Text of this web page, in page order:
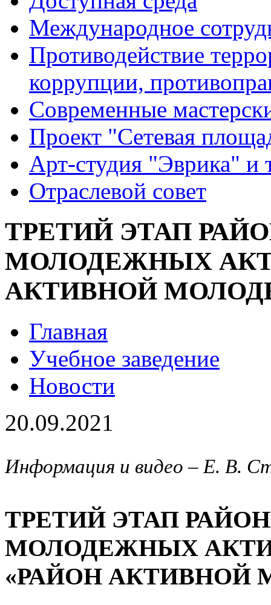
Международное
Противодействие
коррупции,
Современные
Проект "Сетевая
Арт-студия "Эврика" и
Отраслевой совет
ТРЕТИЙ ЭТАП
МОЛОДЕЖНЫХ
АКТИВНОЙ
Главная
Учебное заведение
Новости
20.09.2021
Информация и видео – Е. В.
ТРЕТИЙ ЭТАП
МОЛОДЕЖНЫХ
«РАЙОН АКТИВНОЙ